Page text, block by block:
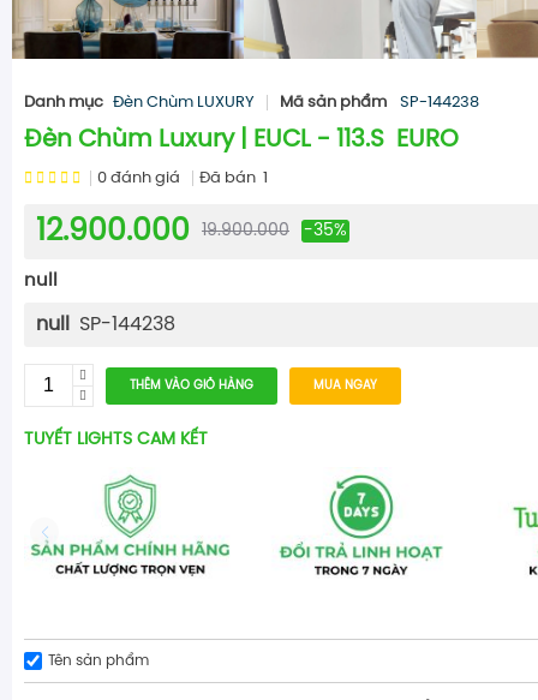
Danh mục Đèn Chùm LUXURY Mã sản phẩm SP-144238
Đèn Chùm Luxury | EUCL - 113.S EURO
0 đánh giá Đã bán 1
12.900.000 19.900.000 -35%
null
null SP-144238
THÊM VÀO GIỎ HÀNG MUA NGAY
TUYẾT LIGHTS CAM KẾT
Tên sản phẩm